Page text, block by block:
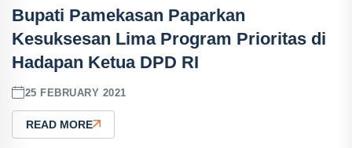
Bupati Pamekasan Paparkan
Kesuksesan Lima Program Prioritas di
Hadapan Ketua DPD RI
25 FEBRUARY 2021
READ MORE